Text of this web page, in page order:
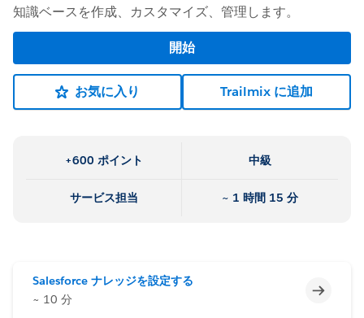
知識ベースを作成、カスタマイズ、管理します。
開始
お気に入り Trailmix に追加
+600 ポイント 中級
サービス担当 ~ 1 時間 15 分
Salesforce ナレッジを設定する
~ 10 分
未完了